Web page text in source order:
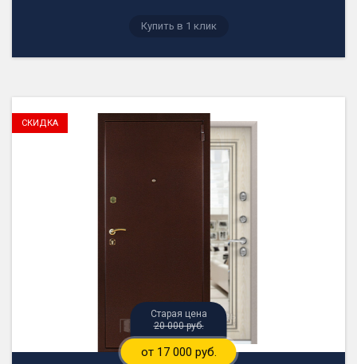
20 000 руб.
от 17 000 руб.